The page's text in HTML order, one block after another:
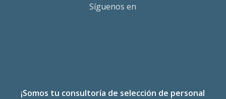
Síguenos en
¡Somos tu consultoría de selección de personal